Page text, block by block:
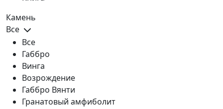
Камень
Все
Все
Габбро
Винга
Возрождение
Габбро Вянти
Гранатовый амфиболит